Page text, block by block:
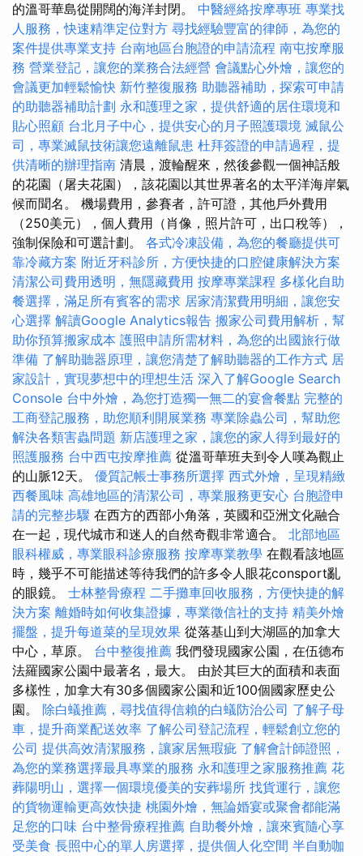
的溫哥華島從開闊的海洋封閉。 中醫經絡按摩專班 專業找
人服務，快速精準定位對方 尋找經驗豐富的律師，為您的
案件提供專業支持 台南地區台胞證的申請流程 南屯按摩服
務 營業登記，讓您的業務合法經營 會議點心外燴，讓您的
會議更加輕鬆愉快 新竹整復服務 助聽器補助，探索可申請
的助聽器補助計劃 永和護理之家，提供舒適的居住環境和
貼心照顧 台北月子中心，提供安心的月子照護環境 滅鼠公
司，專業滅鼠技術讓您遠離鼠患 杜拜簽證的申請過程，提
供清晰的辦理指南 清晨，渡輪醒來，然後參觀一個神話般
的花園（屠夫花園），該花園以其世界著名的太平洋海岸氣
候而聞名。 機場費用，參賽者，許可證，其他戶外費用
（250美元），個人費用（肖像，照片許可，出口稅等），
強制保險和可選計劃。 各式冷凍設備，為您的餐廳提供可
靠冷藏方案 附近牙科診所，方便快捷的口腔健康解決方案
清潔公司費用透明，無隱藏費用 按摩專業課程 多樣化自助
餐選擇，滿足所有賓客的需求 居家清潔費用明細，讓您安
心選擇 解讀Google Analytics報告 搬家公司費用解析，幫
助你預算搬家成本 護照申請所需材料，為您的出國旅行做
準備 了解助聽器原理，讓您清楚了解助聽器的工作方式 居
家設計，實現夢想中的理想生活 深入了解Google Search
Console 台中外燴，為您打造獨一無二的宴會餐點 完整的
工商登記服務，助您順利開展業務 專業除蟲公司，幫助您
解決各類害蟲問題 新店護理之家，讓您的家人得到最好的
照護服務 台中西屯按摩推薦 從溫哥華班夫到令人嘆為觀止
的山脈12天。 優質記帳士事務所選擇 西式外燴，呈現精緻
西餐風味 高雄地區的清潔公司，專業服務更安心 台胞證申
請的完整步驟 在西方的西部小角落，英國和亞洲文化融合
在一起，現代城市和迷人的自然奇觀非常適合。 北部地區
眼科權威，專業眼科診療服務 按摩專業教學 在觀看該地區
時，幾乎不可能描述等待我們的許多令人眼花consport亂
的眼鏡。 士林整骨療程 二手攤車回收服務，方便快捷的解
決方案 離婚時如何收集證據，專業徵信社的支持 精美外燴
擺盤，提升每道菜的呈現效果 從落基山到大湖區的加拿大
中心，草原。 台中整復推薦 我們發現國家公園，在伍德布
法羅國家公園中最著名，最大。 由於其巨大的面積和表面
多樣性，加拿大有30多個國家公園和近100個國家歷史公
園。 除白蟻推薦，尋找值得信賴的白蟻防治公司 了解子母
車，提升商業配送效率 了解公司登記流程，輕鬆創立您的
公司 提供高效清潔服務，讓家居無瑕疵 了解會計師證照，
為您的業務選擇最具專業的服務 永和護理之家服務推薦 花
葬陽明山，選擇一個環境優美的安葬場所 找貨運行，讓您
的貨物運輸更高效快捷 桃園外燴，無論婚宴或聚會都能滿
足您的口味 台中整骨療程推薦 自助餐外燴，讓來賓隨心享
受美食 長照中心的單人房選擇，提供個人化空間 半自動咖